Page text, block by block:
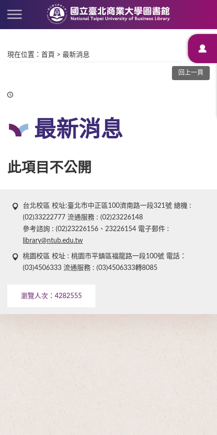
現在位置 ： 首頁 > 最新消息
回上一頁
最新消息
此項目不公開
台北校區 校址:臺北市中正區100濟南路一段321號 總機 :
(02)33222777 流通服務 : (02)23226148
參考諮詢 : (02)23226156、23226154 電子郵件 :
library@ntub.edu.tw
桃園校區 校址 : 桃園市平鎮區福龍路一段100號 電話：
(03)4506333 流通服務 : (03)4506333轉8085
瀏覽人次： 4282555